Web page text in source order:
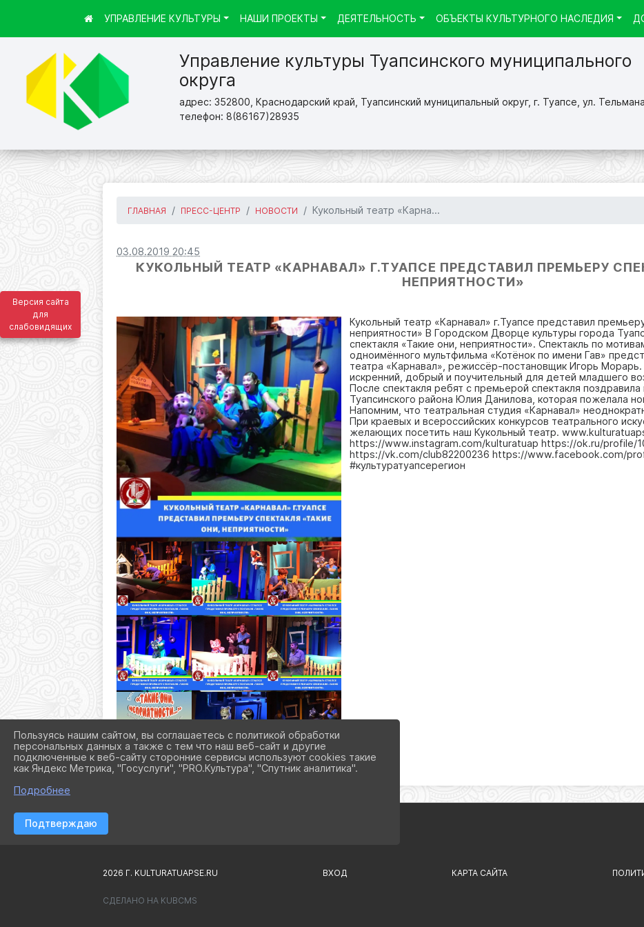
Версия сайта
для
слабовидящих
Управление культуры Туапсинского муниципального
округа
адрес: 352800, Краснодарский край, Туапсинский муниципальный округ, г. Туапсе, ул.
телефон: 8(86167)28935
УПРАВЛЕНИЕ КУЛЬТУРЫ НАШИ ПРОЕКТЫ ДЕЯТЕЛЬНОСТЬ ОБЪЕКТЫ КУЛЬТУРНОГО НАСЛЕДИЯ
ГЛАВНАЯ ПРЕСС-ЦЕНТР НОВОСТИ Кукольный театр «Карна...
03.08.2019 20:45
КУКОЛЬНЫЙ ТЕАТР «КАРНАВАЛ» Г.ТУАПСЕ ПРЕДСТАВИЛ ПРЕМЬЕРУ
НЕПРИЯТНОСТИ»
Кукольный театр «Карнавал» г.Туапсе представил
неприятности» В Городском Дворце культуры города
спектакля «Такие они, неприятности». Спектакль по
одноимённого мультфильма «Котёнок по имени Гав»
театра «Карнавал», режиссёр-постановщик Игорь Морарь.
искренний, добрый и поучительный для детей младшего
После спектакля ребят с премьерой спектакля поздравила
Туапсинского района Юлия Данилова, которая пожелала
Напомним, что театральная студия «Карнавал»
При краевых и всероссийских конкурсов театрального
желающих посетить наш Кукольный театр.
https://www.instagram.com/kulturatuap https://ok.ru/profile/
https://vk.com/club82200236 https://www.facebook.com/
#культуратуапсерегион
2026 Г. KULTURATUAPSE.RU ВХОД КАРТА САЙТА
СДЕЛАНО НА KUBCMS
Пользуясь нашим сайтом, вы соглашаетесь с политикой обработки
персональных данных а также с тем что наш веб-сайт и другие
подключенные к веб-сайту сторонние сервисы используют cookies такие
как Яндекс Метрика, "Госуслуги", "PRO.Культура", "Спутник аналитика".
Подробнее
Подтверждаю